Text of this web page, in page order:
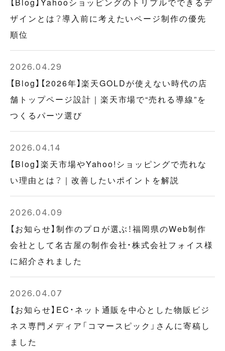
ザインとは？導入前に考えたいページ制作の優先
順位
2026.04.29
【Blog】【2026年】楽天GOLDが使えない時代の店
舗トップページ設計｜楽天市場で“売れる導線”を
つくるパーツ選び
2026.04.14
【Blog】楽天市場やYahoo!ショッピングで売れな
い理由とは？｜改善したいポイントを解説
2026.04.09
【お知らせ】制作のプロが選ぶ！福岡県のWeb制作
会社として名古屋の制作会社・株式会社フォイス様
に紹介されました
2026.04.07
【お知らせ】EC・ネット通販を中心とした物販ビジ
ネス専門メディア「コマースピック」さんに寄稿し
ました